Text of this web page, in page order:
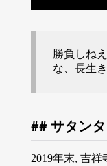
勝負しね
な、長生
サタンタ
2019年末, 吉